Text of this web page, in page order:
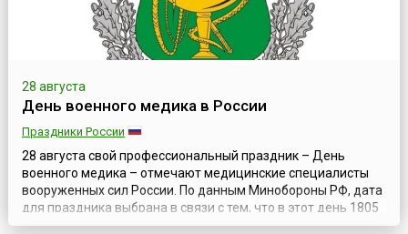
28 августа
День военного медика в России
Праздники России
28 августа свой профессиональный праздник – День
военного медика – отмечают медицинские специалисты
вооруженных сил России. По данным Минобороны РФ, дата
для праздника выбрана в связи с тем, что в этот день 1805
года положением российского императора Александра I